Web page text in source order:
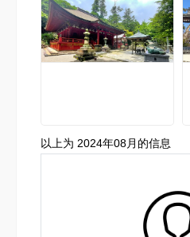
以上为 2024年08月的信息